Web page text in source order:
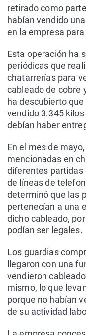
retirado como
habían vendido
en la empresa
Esta operación ha
periódicas que
chatarrerías para
cableado de cobre
ha descubierto
vendido 3.345
debían haber
En el mes de
mencionadas en
diferentes partidas
de líneas de
determinó que las
pertenecían a una
dicho cableado,
podían ser legales.
Los guardias
llegaron con una
vendieron
mismo, lo que
porque no habían
de su actividad